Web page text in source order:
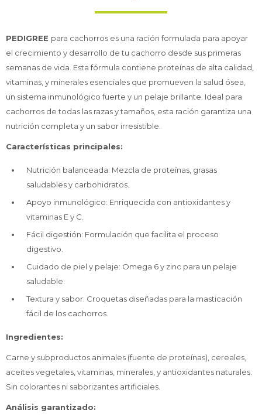
PEDIGREE para cachorros es una ración formulada para apoyar
el crecimiento y desarrollo de tu cachorro desde sus primeras
semanas de vida. Esta fórmula contiene proteínas de alta calidad,
vitaminas, y minerales esenciales que promueven la salud ósea,
un sistema inmunológico fuerte y un pelaje brillante. Ideal para
cachorros de todas las razas y tamaños, esta ración garantiza una
nutrición completa y un sabor irresistible.
Características principales:
Nutrición balanceada: Mezcla de proteínas, grasas
saludables y carbohidratos.
Apoyo inmunológico: Enriquecida con antioxidantes y
vitaminas E y C.
Fácil digestión: Formulación que facilita el proceso
digestivo.
Cuidado de piel y pelaje: Omega 6 y zinc para un pelaje
saludable.
Textura y sabor: Croquetas diseñadas para la masticación
fácil de los cachorros.
Ingredientes:
Carne y subproductos animales (fuente de proteínas), cereales,
aceites vegetales, vitaminas, minerales, y antioxidantes naturales.
Sin colorantes ni saborizantes artificiales.
Análisis garantizado: